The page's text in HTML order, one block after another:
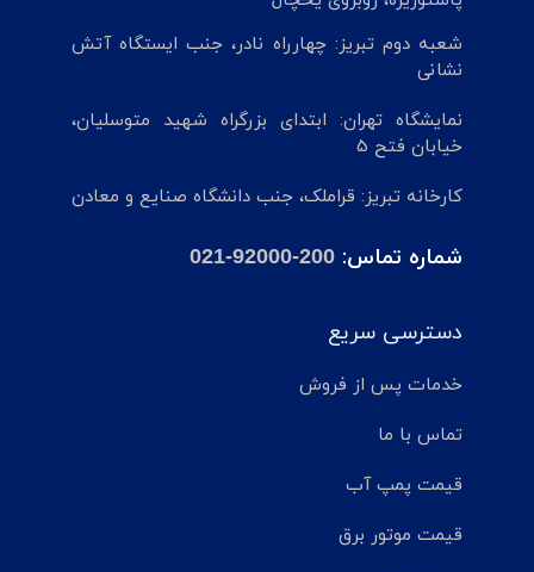
شعبه دوم تبریز: چهارراه نادر، جنب ایستگاه آتش
نشانی
نمایشگاه تهران: ابتدای بزرگراه شهید متوسلیان،
خیابان فتح 5
کارخانه تبریز: قراملک، جنب دانشگاه صنایع و معادن
شماره تماس: 021-92000-200
دسترسی سریع
خدمات پس از فروش
تماس با ما
قیمت پمپ آب
قیمت موتور برق